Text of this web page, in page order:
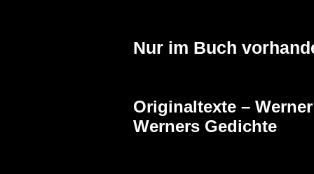
Nur im Buch
Originaltexte –
Werners Gedichte